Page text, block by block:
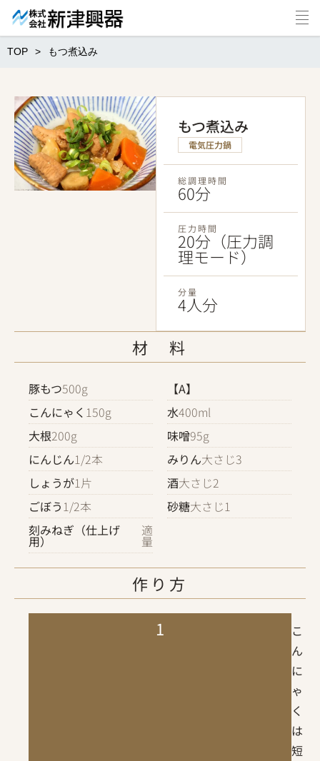
TOP もつ煮込み
もつ煮込み
電気圧力鍋
総調理時間
60分
圧力時間
20分（圧力調
理モード）
分量
4人分
材 料
豚もつ500g
こんにゃく 150g
大根200g
にんじん1/2本
しょうが1片
ごぼう1/2本
刻みねぎ（仕上げ
用）
適
量
【A】
水400ml
味噌95g
みりん大さじ3
酒大さじ2
砂糖大さじ1
作り方
1
こ
ん
に
ゃ
く
は
短